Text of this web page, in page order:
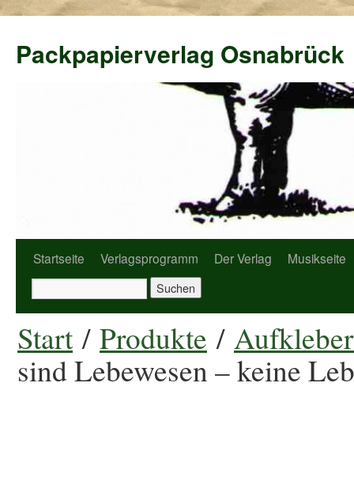
Packpapierverlag Osnabrück
Startseite Verlagsprogramm Der Verlag Musikseite
Start/ Produkte /
sind Lebewesen – keine